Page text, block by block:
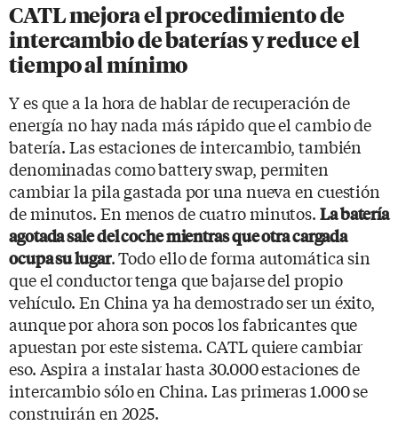
CATL mejora el procedimiento de
intercambio de baterías y reduce el
tiempo al mínimo
Y es que a la hora de hablar de recuperación de
energía no hay nada más rápido que el cambio de
batería. Las estaciones de intercambio, también
denominadas como battery swap, permiten
cambiar la pila gastada por una nueva en cuestión
de minutos. En menos de cuatro minutos. La batería
agotada sale del coche mientras que otra cargada
ocupa su lugar. Todo ello de forma automática sin
que el conductor tenga que bajarse del propio
vehículo. En China ya ha demostrado ser un éxito,
aunque por ahora son pocos los fabricantes que
apuestan por este sistema. CATL quiere cambiar
eso. Aspira a instalar hasta 30.000 estaciones de
intercambio sólo en China. Las primeras 1.000 se
construirán en 2025.